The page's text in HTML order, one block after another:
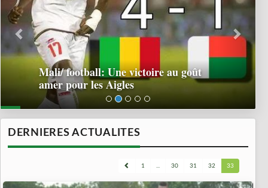
Mali/ football: Une victoire au goût
amer pour les Aigles
DERNIERES ACTUALITES
1 ... 30 31 32 33